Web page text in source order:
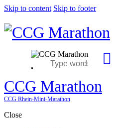
Skip to content Skip to footer
CCG Marathon
CCG Rhein-Mini-Marathon
Close